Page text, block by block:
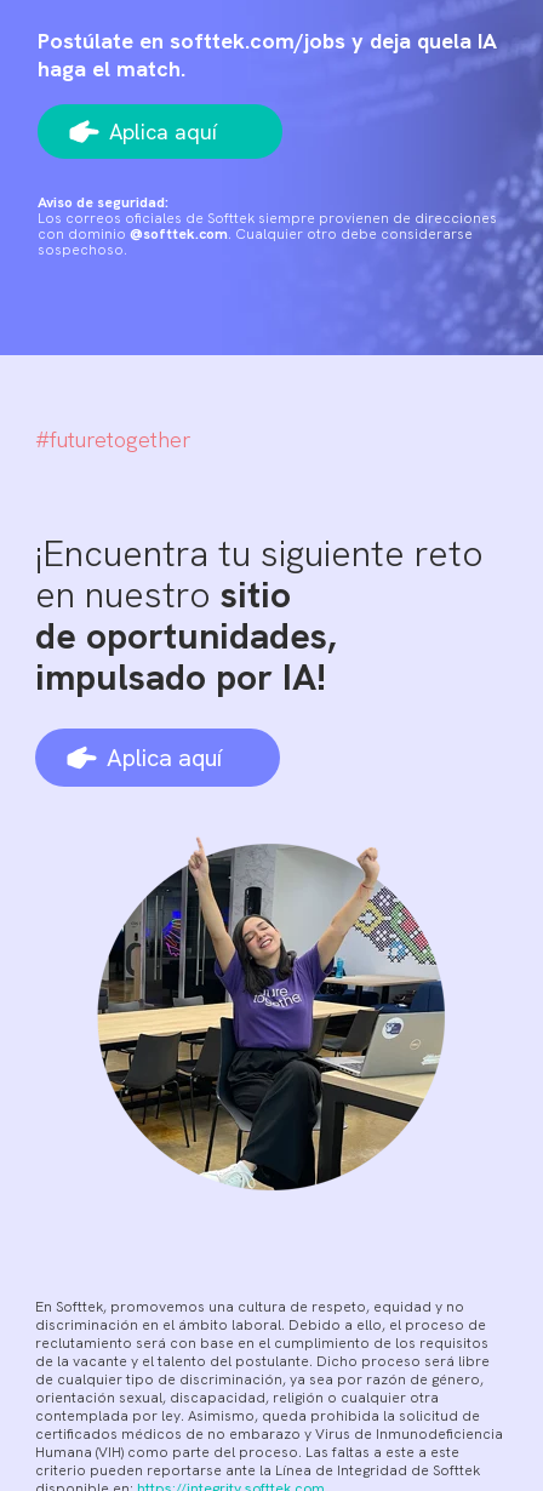
Postúlate en softtek.com/jobs y deja quela IA
haga el match.
Aplica aquí
Aviso de seguridad:
Los correos oficiales de Softtek siempre provienen de direcciones
con dominio@softtek.com. Cualquier otro debe considerarse
sospechoso.
#futuretogether
¡Encuentra tu siguiente reto
en nuestro sitio
de oportunidades,
impulsado por IA!
Aplica aquí
En Softtek, promovemos una cultura de respeto, equidad y no
discriminación en el ámbito laboral. Debido a ello, el proceso de
reclutamiento será con base en el cumplimiento de los requisitos
de la vacante y el talento del postulante. Dicho proceso será libre
de cualquier tipo de discriminación, ya sea por razón de género,
orientación sexual, discapacidad, religión o cualquier otra
contemplada por ley. Asimismo, queda prohibida la solicitud de
certificados médicos de no embarazo y Virus de Inmunodeficiencia
Humana (VIH) como parte del proceso. Las faltas a este a este
criterio pueden reportarse ante la Línea de Integridad de Softtek